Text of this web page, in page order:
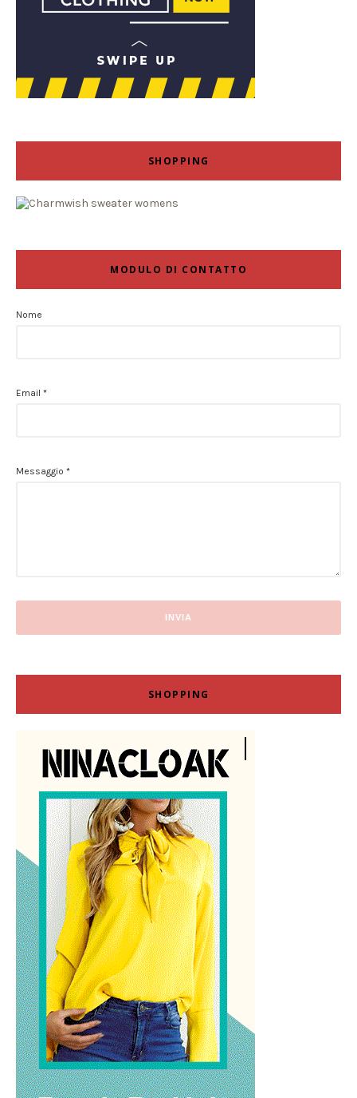
SHOPPING
MODULO DI CONTATTO
Nome
Email *
Messaggio *
SHOPPING